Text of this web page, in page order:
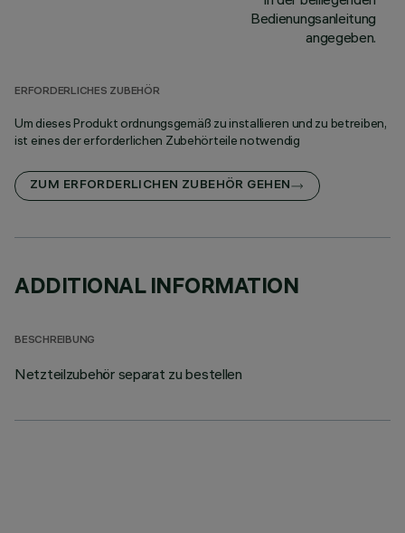
Bedienungsanleitung
angegeben.
ERFORDERLICHES ZUBEHÖR
Um dieses Produkt ordnungsgemäß zu installieren und zu betreiben,
ist eines der erforderlichen Zubehörteile notwendig
ZUM ERFORDERLICHEN ZUBEHÖR GEHEN
ADDITIONAL INFORMATION
BESCHREIBUNG
Netzteilzubehör separat zu bestellen